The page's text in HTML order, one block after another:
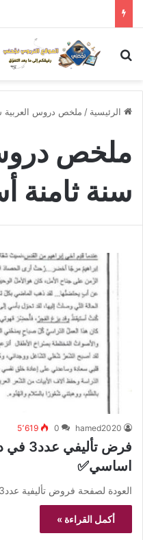
بحث عن
الرئيسية / ملخص دروس العربية
ملخص
سنة ثامنة
hamed2020
0 5٬619
اساسي✅
العودة لصفحة فروض تأليفية عدد3 في دراسة النص سنة ثامنة أساسي
أكمل القراءة »